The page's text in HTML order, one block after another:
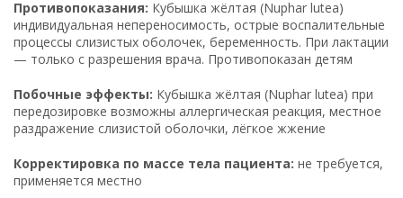
Противопоказания: Кубышка жёлтая (Nuphar lutea)
индивидуальная непереносимость, острые воспалительные
процессы слизистых оболочек, беременность. При лактации
— только с разрешения врача. Противопоказан детям
Побочные эффекты: Кубышка жёлтая (Nuphar lutea) при
передозировке возможны аллергическая реакция, местное
раздражение слизистой оболочки, лёгкое жжение
Корректировка по массе тела пациента: не требуется,
применяется местно